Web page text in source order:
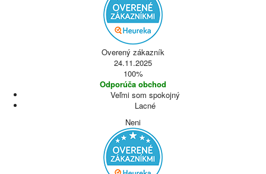
Overený zákazník
24.11.2025
100%
Odporúča obchod
Veľmi som spokojný
Lacné
Neni